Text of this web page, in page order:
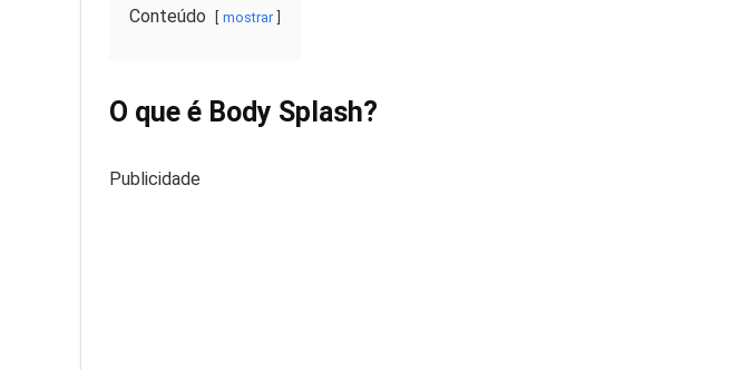
Conteúdo mostrar
O que é Body Splash?
Publicidade